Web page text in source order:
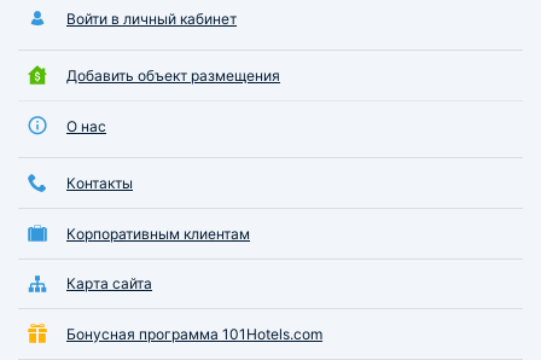
Войти в личный кабинет
Добавить объект размещения
О нас
Контакты
Корпоративным клиентам
Карта сайта
Бонусная программа 101Hotels.com